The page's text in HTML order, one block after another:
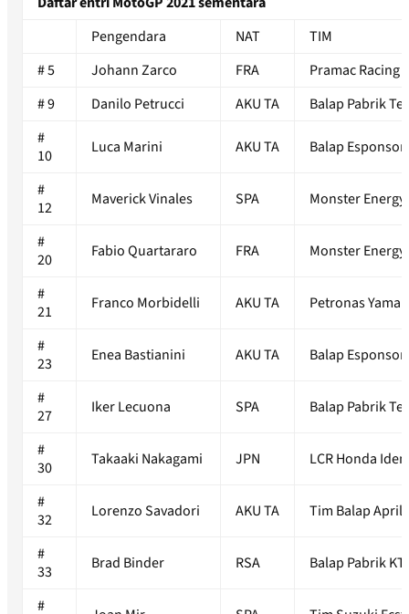
Pengendara
NAT
TIM
# 5
Johann Zarco FRA
Pramac Racing
# 9
Danilo Petrucci AKU TA
Balap Pabrik
#
10
Luca Marini AKU TA Balap
#
12
Maverick Vinales SPA Monster
#
20
Fabio Quartararo FRA Monster
#
21
Franco Morbidelli AKU TA Petronas
#
23
Enea Bastianini AKU TA Balap
#
27
Iker Lecuona SPA Balap Pabrik
#
30
Takaaki Nakagami JPN LCR Honda
#
32
Lorenzo Savadori AKU TA Tim Balap
#
33
Brad Binder RSA Balap Pabrik
#